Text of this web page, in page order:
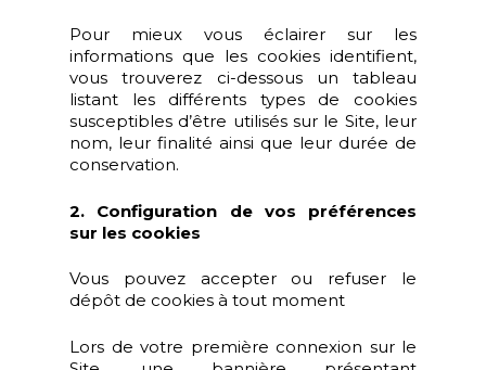
Pour mieux vous éclairer sur les
informations que les cookies identifient,
vous trouverez ci-dessous un tableau
listant les différents types de cookies
susceptibles d’être utilisés sur le Site, leur
nom, leur finalité ainsi que leur durée de
conservation.
2. Configuration de vos préférences
sur les cookies
Vous pouvez accepter ou refuser le
dépôt de cookies à tout moment
Lors de votre première connexion sur le